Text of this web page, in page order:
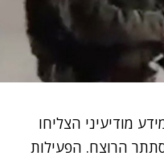
מודיעיני הצליחו
הרוצח. הפעילות